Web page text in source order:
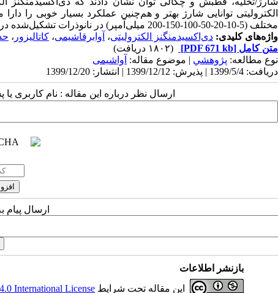
الکترولیتی توانایی شارژ بهتر و هم‌چنین عملکرد بسیار خوبی را
مختلف (5-10-20-50-100-150-200
میلی‌آمپر) در نانوذرات تشکیل‌شده
واژه‌های کلیدی: دی‌اکسیدمنگنز الکترولیتی، آوابرقاشیمی، کاتالیزور ،
متن کامل [PDF 671 kb]
(۱۸۰۲ دریافت)
نوع مطالعه: پژوهشي | موضوع مقاله: آواشیمی
دریافت: 1399/5/4 | پذیرش: 1399/12/12 | انتشار: 1399/12/20
ارسال نظر درباره این مقاله : نام کاربری
ارسال پیام
بازنشر اطلاعات
این مقاله تحت شرایط International License